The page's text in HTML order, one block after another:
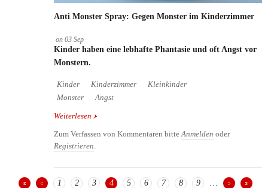
Anti Monster Spray: Gegen Monster im Kinderzimmer
on 03 Sep
Kinder haben eine lebhafte Phantasie und oft Angst vor
Monstern.
Kinder Kinderzimmer
Kleinkinder
Monster
Angst
Weiterlesen über Anti Monster Spray: Gegen Monster im
Zum Verfassen von Kommentaren bitte Anmelden oder
Registrieren
1 2 3 4 5 6 7 8 9